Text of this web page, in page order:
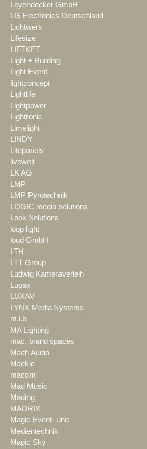
Leyendecker GmbH
LG Electronics Deutschland
Lichtwerk
Lifesize
LIFTKET
Light + Building
Light Event
lightconcept
Lightlife
Lightpower
Lightronic
Limelight
LINDY
Litepanels
livewelt
LK AG
LMP
LMP Pyrotechnik
LOGIC media solutions
Look Solutions
loop light
loud GmbH
LTH
LTT Group
Ludwig Kameraverleih
Lupax
LUXAV
LYNX Media Systems
m.i.b
MA Lighting
mac. brand spaces
Mach Audio
Mackie
macom
Mad Music
Mäding
MADRIX
Magic Event- und
Medientechnik
Magic Sky